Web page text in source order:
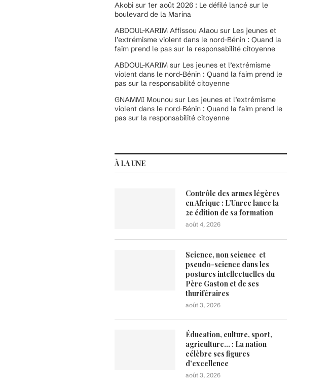
Akobi sur 1er août 2026 : Le défilé lancé sur le
boulevard de la Marina
ABDOUL-KARIM Affissou Alaou sur Les jeunes et
l’extrémisme violent dans le nord-Bénin : Quand la
faim prend le pas sur la responsabilité citoyenne
ABDOUL-KARIM sur Les jeunes et l’extrémisme
violent dans le nord-Bénin : Quand la faim prend le
pas sur la responsabilité citoyenne
GNAMMI Mounou sur Les jeunes et l’extrémisme
violent dans le nord-Bénin : Quand la faim prend le
pas sur la responsabilité citoyenne
À LA UNE
Contrôle des armes légères
en Afrique : L’Unrec lance la
2e édition de sa formation
août 4, 2026
Science, non science et
pseudo-science dans les
postures intellectuelles du
Père Gaston et de ses
thuriféraires
août 3, 2026
Éducation, culture, sport,
agriculture… : La nation
célèbre ses figures
d’excellence
août 3, 2026